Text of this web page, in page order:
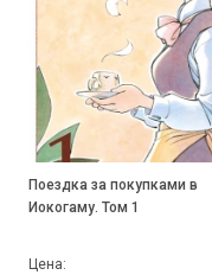
Поездка за покупками в
Иокогаму. Том 1
Цена: